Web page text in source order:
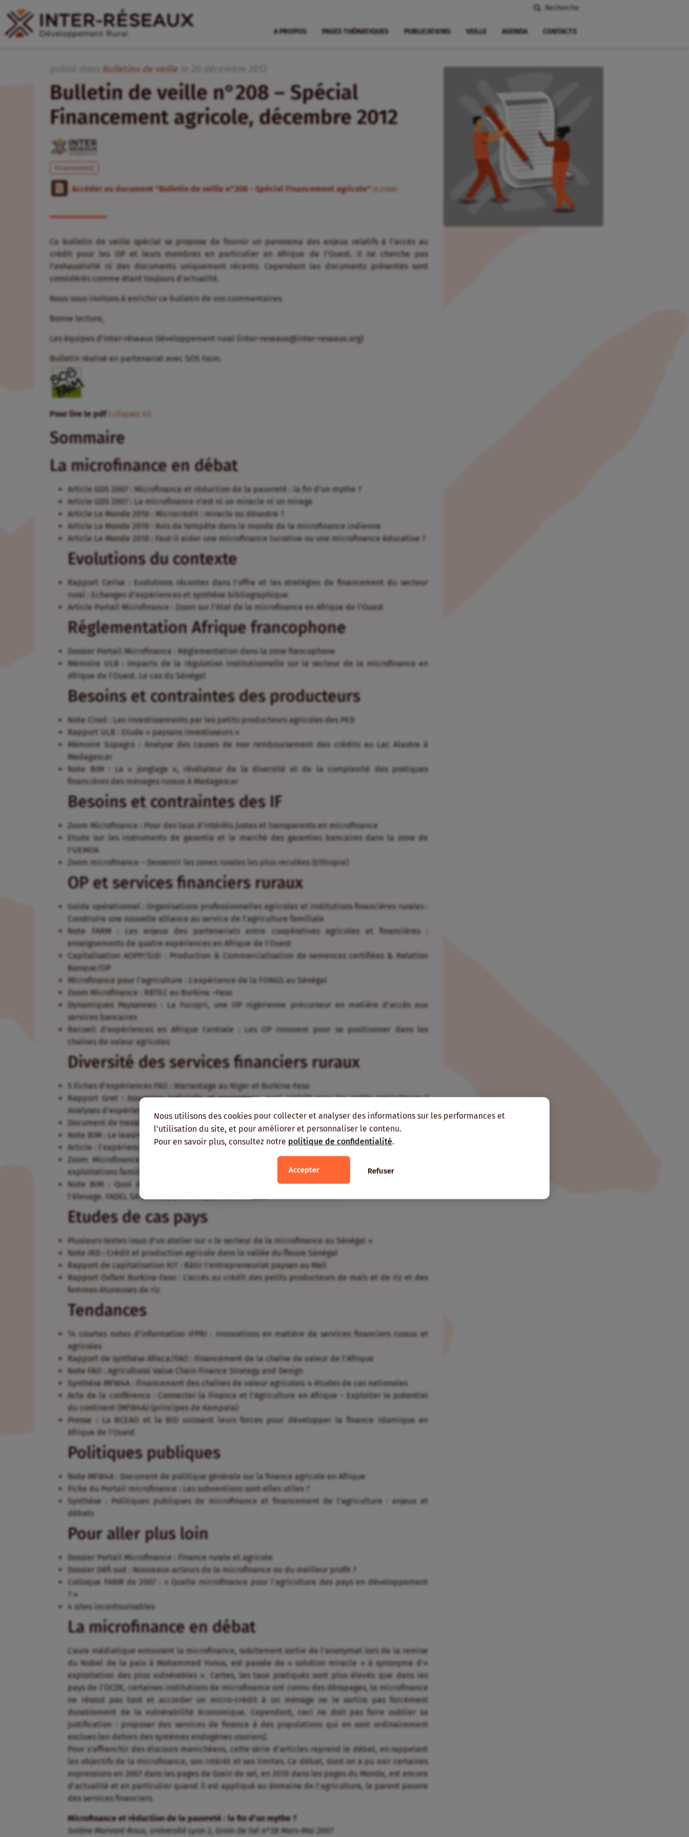
Nous utilisons des cookies pour collecter et analyser des informations sur les performances et
l'utilisation du site, et pour améliorer et personnaliser le contenu.
Pour en savoir plus, consultez notre politique de confidentialité.
Accepter Refuser
Recherche
A PROPOS PAGES THÉMATIQUES PUBLICATIONS VEILLE AGENDA CONTACTS
Bulletins de veille
Bulletin de veille n°208 – Spécial
Financement agricole, décembre 2012
Financement
Accéder au document "Bulletin de veille n°208 - Spécial Financement agricole" (0.21MB)
Ce bulletin de veille spécial se propose de fournir un panorama des enjeux relatifs à l’accès au
crédit pour les OP et leurs membres en particulier en Afrique de l’Ouest. Il ne cherche pas
l’exhaustivité ni des documents uniquement récents. Cependant les documents présentés sont
considérés comme étant toujours d’actualité.
Nous vous invitons à enrichir ce bulletin de vos commentaires.
Bonne lecture,
Les équipes d’Inter-réseaux Développement rural (inter-reseaux@inter-reseaux.org)
Bulletin réalisé en partenariat avec SOS Faim.
Pour lire le pdf : cliquez ici
Sommaire
La microfinance en débat
Article GDS 2007 : Microfinance et réduction de la pauvreté : la fin d’un mythe ?
Article GDS 2007 : La microfinance n’est ni un miracle ni un mirage
Article Le Monde 2010 : Microcrédit : miracle ou désastre ?
Article Le Monde 2010 : Avis de tempête dans le monde de la microfinance indienne
Article Le Monde 2010 : Faut-il aider une microfinance lucrative ou une microfinance éducative ?
Evolutions du contexte
Rapport Cerise : Evolutions récentes dans l’offre et les stratégies de financement du secteur
rural : Echanges d’expériences et synthèse bibliographique
Article Portail Microfinance : Zoom sur l’état de la microfinance en Afrique de l’Ouest
Réglementation Afrique francophone
Dossier Portail Microfinance : Réglementation dans la zone francophone
Mémoire ULB : Impacts de la régulation institutionnelle sur le secteur de la microfinance en
Afrique de l’Ouest. Le cas du Sénégal
Besoins et contraintes des producteurs
Note Cirad : Les investissements par les petits producteurs agricoles des PED
Rapport ULB : Etude « paysans investisseurs »
Mémoire Supagro : Analyse des causes de non remboursement des crédits au Lac Alaotra à
Madagascar
Note BIM : Le « jonglage », révélateur de la diversité et de la complexité des pratiques
financières des ménages ruraux à Madagascar
Besoins et contraintes des IF
Zoom Microfinance : Pour des taux d’intérêts justes et transparents en microfinance
Etude sur les instruments de garantie et le marché des garanties bancaires dans la zone de
l’UEMOA
Zoom microfinance – Desservir les zones rurales les plus reculées (Ethiopie)
OP et services financiers ruraux
Guide opérationnel : Organisations professionnelles agricoles et institutions financières rurales :
Construire une nouvelle alliance au service de l’agriculture familiale
Note FARM : Les enjeux des partenariats entre coopératives agricoles et financières :
enseignements de quatre expériences en Afrique de l’Ouest
Capitalisation AOPP/Sidi : Production & Commercialisation de semences certifiées & Relation
Banque/OP
Microfinance pour l’agriculture : L’expérience de la FONGS au Sénégal
Zoom Microfinance : RBTEC au Burkina –Faso
Dynamiques Paysannes : La Fucopri, une OP nigérienne précurseur en matière d’accès aux
services bancaires
Recueil d’expériences en Afrique Centrale : Les OP innovent pour se positionner dans les
chaînes de valeur agricoles
Diversité des services financiers ruraux
5 Fiches d’expériences FAO : Warrantage au Niger et Burkina-Faso
Rapport Gret : Assurance indicielle et warrantage, quel intérêt pour les petits agriculteurs ?
Analyses d’expériences en Afrique de l’Est et en Inde
Document de travail AFD : Focus sur l’assurance récolte indicielle et le warrantage
Note BIM : Le leasing, un outil de finance rural sous-utilisé
Article : l’expérience de crédit-bail du réseau CECAM de Madagascar
Zoom Microfinance : Les crédits d’équipement de Kafo Jiginew (Mali) : investir au sein des
exploitations familiales
Note BIM : Quoi de plus difficile que le financement de l’agriculture ? Le financement de
l’élevage. FADEL SA au Mali, une banque des éleveurs
Etudes de cas pays
Plusieurs textes issus d’un atelier sur « le secteur de la microfinance au Sénégal »
Note IRD : Crédit et production agricole dans la vallée du fleuve Sénégal
Rapport de capitalisation KIT : Bâtir l’entrepreneuriat paysan au Mali
Rapport Oxfam Burkina-Faso : L’accès au crédit des petits producteurs de maïs et de riz et des
femmes étuveuses de riz
Tendances
14 courtes notes d’information IFPRI : Innovations en matière de services financiers ruraux et
agricoles
Rapport de synthèse Afraca/FAO : Financement de la chaîne de valeur de l’Afrique
Note FAO : Agricultural Value Chain Finance Strategy and Design
Synthèse MFW4A : Financement des chaînes de valeur agricoles: 4 études de cas nationales
Acte de la conférence : Connecter la Finance et l’Agriculture en Afrique – Exploiter le potentiel
du continent (MFW4A) (principes de Kampala)
Presse : La BCEAO et la BID unissent leurs forces pour développer la finance islamique en
Afrique de l’Ouest
Politiques publiques
Note MFW4A : Document de politique générale sur la finance agricole en Afrique
Fiche du Portail microfinance : Les subventions sont-elles utiles ?
Synthèse : Politiques publiques de microfinance et financement de l’agriculture : enjeux et
débats
Pour aller plus loin
Dossier Portail Microfinance : Finance rurale et agricole
Dossier Défi sud : Nouveaux acteurs de la microfinance ou du meilleur profit ?
Colloque FARM de 2007 : « Quelle microfinance pour l’agriculture des pays en développement
? »
4 sites incontournables
La microfinance en débat
L’aura médiatique entourant la microfinance, subitement sortie de l’anonymat lors de la remise
du Nobel de la paix à Mohammed Yunus, est passée de « solution miracle » à synonyme d’«
exploitation des plus vulnérables ». Certes, les taux pratiqués sont plus élevés que dans les
pays de l’OCDE, certaines institutions de microfinance ont connu des dérapages, la microfinance
ne résout pas tout et accorder un micro-crédit à un ménage ne le sortira pas forcément
durablement de la vulnérabilité économique. Cependant, ceci ne doit pas faire oublier sa
justification : proposer des services de finance à des populations qui en sont ordinairement
exclues (en dehors des systèmes endogènes usuriers).
Pour s’affranchir des discours manichéens, cette série d’articles reprend le débat, en rappelant
les objectifs de la microfinance, son intérêt et ses limites. Ce débat, dont on a pu voir certaines
expressions en 2007 dans les pages de Grain de sel, en 2010 dans les pages du Monde, est encore
d’actualité et en particulier quand il est appliqué au domaine de l’agriculture, le parent pauvre
des services financiers.
Microfinance et réduction de la pauvreté : la fin d’un mythe ?
Solène Morvant-Roux, Université Lyon 2, Grain De Sel n°38 Mars-Mai 2007